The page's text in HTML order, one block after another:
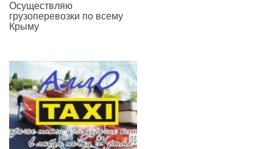
Осуществляю
грузоперевозки по всему
Крыму